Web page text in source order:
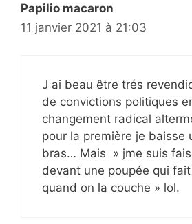
Papilio macaron
11 janvier 2021 à 21:03
J ai beau être trés
de convictions politiques
changement radical
pour la première je baisse
bras… Mais » jme suis
devant une poupée qui
quand on la couche » lol.